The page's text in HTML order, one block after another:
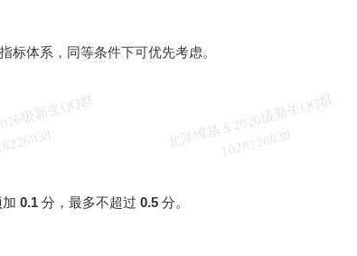
体系，同等条件下可优先考虑。
0.1 分，最多不超过 0.5 分。
北
洋
维
基
＆
2
0
2
6
级
新
生
Q
Q
群
1
0
2
8
2
2
6
8
3
8